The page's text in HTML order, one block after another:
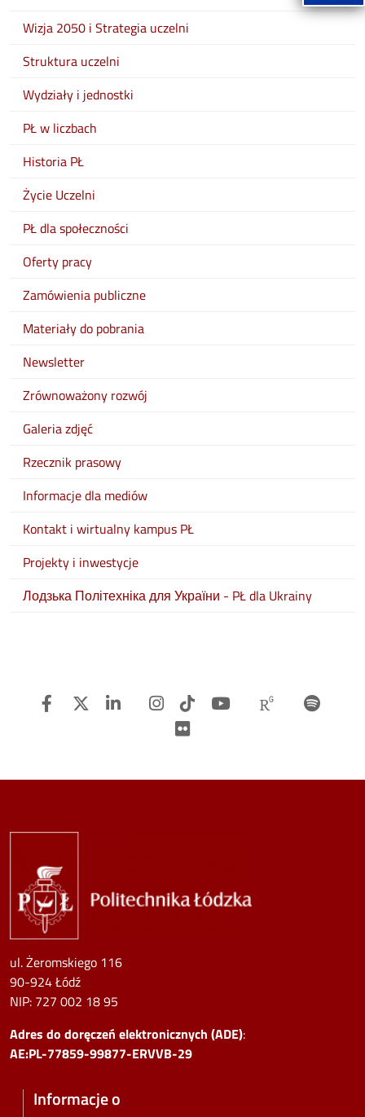
Wizja 2050 i Strategia uczelni
Struktura uczelni
Wydziały i jednostki
PŁ w liczbach
Historia PŁ
Życie Uczelni
PŁ dla społeczności
Oferty pracy
Zamówienia publiczne
Materiały do pobrania
Newsletter
Zrównoważony rozwój
Galeria zdjęć
Rzecznik prasowy
Informacje dla mediów
Kontakt i wirtualny kampus PŁ
Projekty i inwestycje
Лодзька Політехніка для України - PŁ dla Ukrainy
Facebook
Twitter LinkedinInstagram
TiTok Youtube
ul. Żeromskiego 116
90-924 Łódź
NIP: 727 002 18 95
Adres do doręczeń elektronicznych (ADE):
AE:PL-77859-99877-ERVVB-29
Informacje o